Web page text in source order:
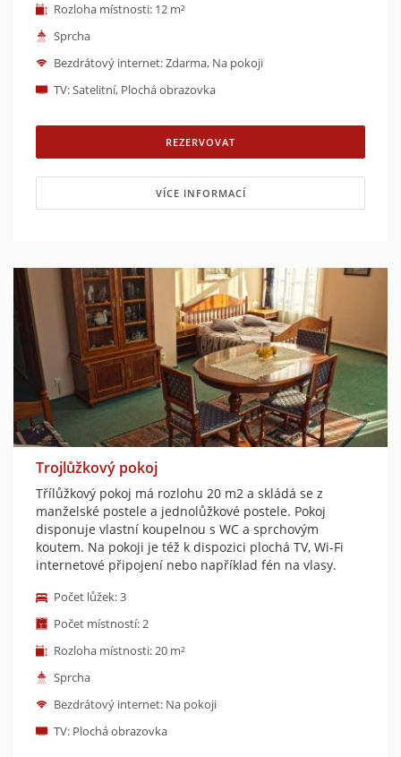
Rozloha místnosti: 12 m²
Sprcha
Bezdrátový internet: Zdarma, Na pokoji
TV: Satelitní, Plochá obrazovka
REZERVOVAT
VÍCE INFORMACÍ
Trojlůžkový pokoj
Třílůžkový pokoj má rozlohu 20 m2 a skládá se z
manželské postele a jednolůžkové postele. Pokoj
disponuje vlastní koupelnou s WC a sprchovým
koutem. Na pokoji je též k dispozici plochá TV, Wi-Fi
internetové připojení nebo například fén na vlasy.
Počet lůžek: 3
Počet místností: 2
Rozloha místnosti: 20 m²
Sprcha
Bezdrátový internet: Na pokoji
TV: Plochá obrazovka